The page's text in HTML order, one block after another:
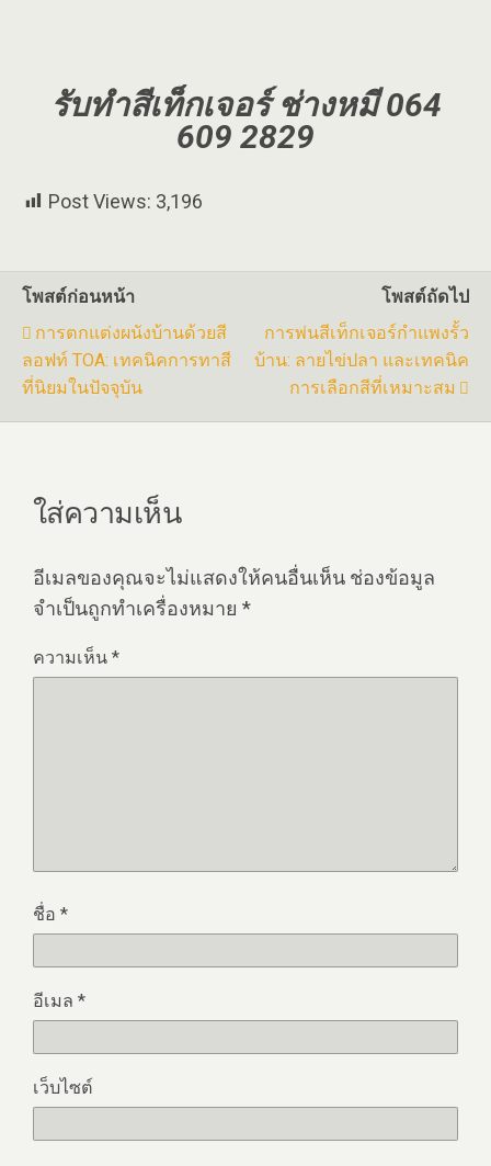
รับทำสีเท็กเจอร์ ช่างหมี 064
609 2829
Post Views: 3,196
โพสต์ก่อนหน้า
การตกแต่งผนังบ้านด้วยสี
ลอฟท์ TOA: เทคนิคการทาสี
ที่นิยมในปัจจุบัน
โพสต์ถัดไป
การพ่นสีเท็กเจอร์กำแพงรั้ว
บ้าน: ลายไข่ปลา และเทคนิค
การเลือกสีที่เหมาะสม
ใส่ความเห็น
อีเมลของคุณจะไม่แสดงให้คนอื่นเห็น ช่องข้อมูล
จำเป็นถูกทำเครื่องหมาย *
ความเห็น *
ชื่อ *
อีเมล *
เว็บไซต์